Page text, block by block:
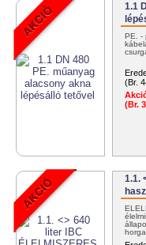
1.1
PE. -
(Br.
(Br.
1.1.